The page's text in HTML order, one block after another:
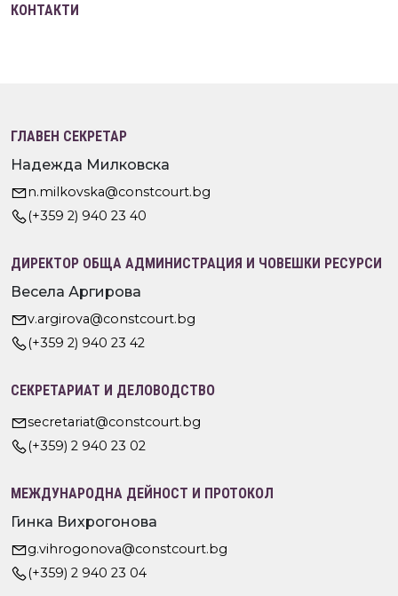
КОНТАКТИ
ГЛАВЕН СЕКРЕТАР
Надежда Милковска
n.milkovska@constcourt.bg
(+359 2) 940 23 40
ДИРЕКТОР ОБЩА АДМИНИСТРАЦИЯ И ЧОВЕШКИ РЕСУРСИ
Весела Аргирова
v.argirova@constcourt.bg
(+359 2) 940 23 42
СЕКРЕТАРИАТ И ДЕЛОВОДСТВО
secretariat@constcourt.bg
(+359) 2 940 23 02
МЕЖДУНАРОДНА ДЕЙНОСТ И ПРОТОКОЛ
Гинка Вихрогонова
g.vihrogonova@constcourt.bg
(+359) 2 940 23 04